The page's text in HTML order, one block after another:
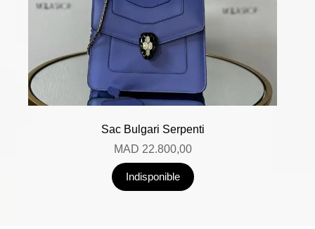
Sac Bulgari Serpenti
MAD 22.800,00
Indisponible